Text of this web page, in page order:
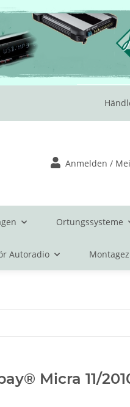
Anmelden /
Ortungssysteme
Autoradio
Micra 11/